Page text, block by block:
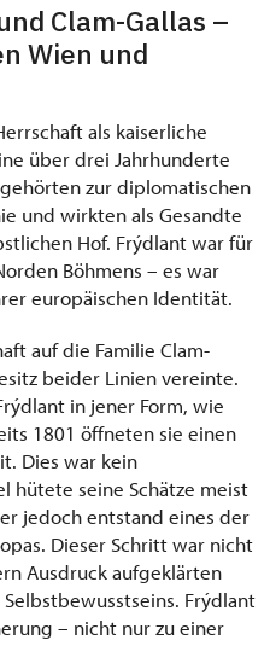
Clam-Gallas –
Wien und
als kaiserliche
über drei Jahrhunderte
zur diplomatischen
und wirkten als Gesandte
Hof. Frýdlant war für
Böhmens – es war
europäischen Identität.
auf die Familie Clam-
beider Linien vereinte.
in jener Form, wie
1801 öffneten sie einen
Dies war kein
hütete seine Schätze meist
jedoch entstand eines der
Dieser Schritt war nicht
Ausdruck aufgeklärten
Frýdlant
– nicht nur zu einer